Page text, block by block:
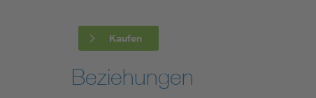
Mobility
Smart Cities
Kaufen
Beziehungen